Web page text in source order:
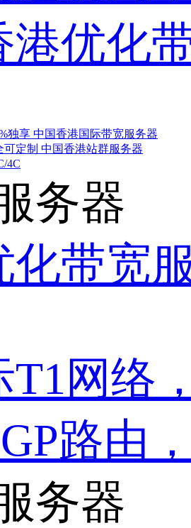
港优化
独享 中国香港国际带宽服务器
定制 中国香港站群服务器
4C
务器
化带宽
T1网络
路由
务器